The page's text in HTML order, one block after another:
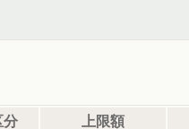
分 上限額